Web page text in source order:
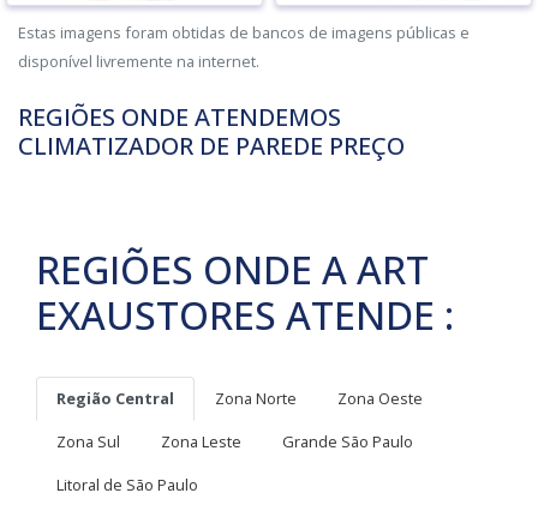
Estas imagens foram obtidas de bancos de imagens públicas e
disponível livremente na internet.
REGIÕES ONDE ATENDEMOS
CLIMATIZADOR DE PAREDE PREÇO
REGIÕES ONDE A ART
EXAUSTORES ATENDE :
Região Central Zona Norte
Zona Oeste
Zona Sul
Zona Leste
Grande São Paulo
Litoral de São Paulo